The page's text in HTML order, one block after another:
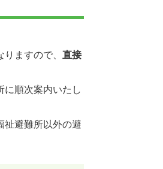
ますので、 直接
に順次案内いたし
祉避難所以外の避